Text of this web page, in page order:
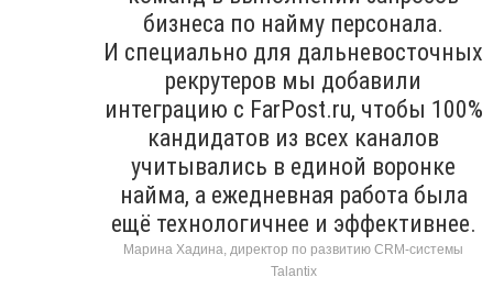
бизнеса по найму персонала.
И специально для дальневосточных
рекрутеров мы добавили
интеграцию с FarPost.ru, чтобы 100%
кандидатов из всех каналов
учитывались в единой воронке
найма, а ежедневная работа была
ещё технологичнее и эффективнее.
Марина Хадина, директор по развитию CRM-системы
Talantix